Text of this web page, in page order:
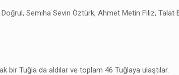
Semiha Sevin Öztürk, Ahmet Metin Filiz, Talat
Tuğla da aldılar ve toplam 46 Tuğlaya ulaştılar.